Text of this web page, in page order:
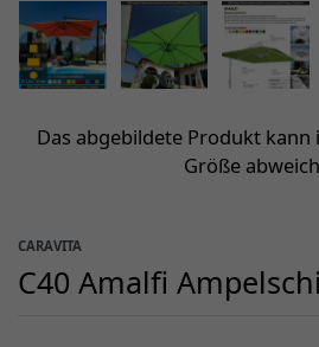
Das abgebildete Produkt kann
Größe
CARAVITA
C40 Amalfi